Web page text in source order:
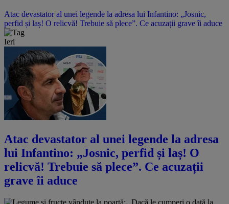
Atac devastator al unei legende la adresa lui Infantino: „Josnic,
perfid și laș! O relicvă! Trebuie să plece”. Ce acuzații grave îi aduce
Ieri
Atac devastator al unei legende la adresa
lui Infantino: „Josnic, perfid și laș! O
relicvă! Trebuie să plece”. Ce acuzații
grave îi aduce